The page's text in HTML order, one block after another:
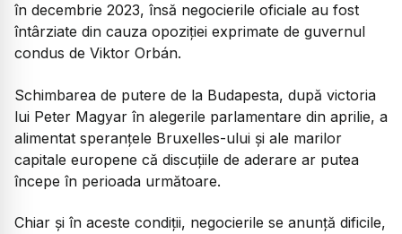
în decembrie 2023, însă negocierile oficiale au fost
întârziate din cauza opoziției exprimate de guvernul
condus de Viktor Orbán.
Schimbarea de putere de la Budapesta, după victoria
lui Peter Magyar în alegerile parlamentare din aprilie, a
alimentat speranțele Bruxelles-ului și ale marilor
capitale europene că discuțiile de aderare ar putea
începe în perioada următoare.
Chiar și în aceste condiții, negocierile se anunță dificile,